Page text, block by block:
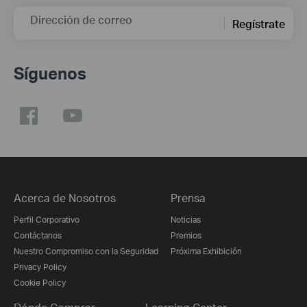
Dirección de correo Regístrate
Síguenos
Acerca de Nosotros
Perfil Corporativo
Contáctanos
Nuestro Compromiso con la Seguridad
Privacy Policy
Cookie Policy
Prensa
Noticias
Premios
Próxima Exhibición